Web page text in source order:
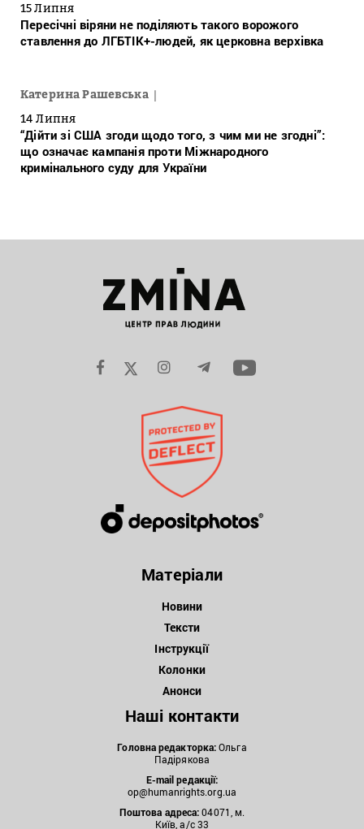
15 Липня
Пересічні віряни не поділяють такого ворожого
ставлення до ЛГБТІК+-людей, як церковна верхівка
Катерина Рашевська
14 Липня
“Дійти зі США згоди щодо того, з чим ми не згодні”:
що означає кампанія проти Міжнародного
кримінального суду для України
Матеріали
Новини
Тексти
Інструкції
Колонки
Анонси
Наші контакти
Головна редакторка:Ольга
Падірякова
E-mail редакції:
op@humanrights.org.ua
Поштова адреса:04071, м.
Київ, а/с 33